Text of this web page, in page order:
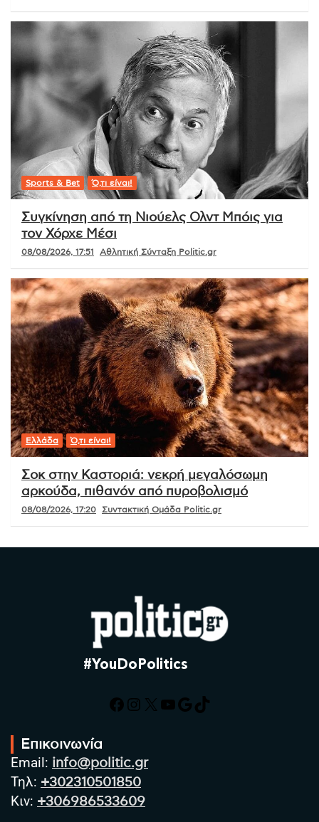
Sports & Bet Ό,τι είναι!
Συγκίνηση από τη Νιούελς Ολντ Μπόις για
τον Χόρχε Μέσι
08/08/2026, 17:51 Αθλητική Σύνταξη Politic.gr
Ελλάδα Ό,τι είναι!
Σοκ στην Καστοριά: νεκρή μεγαλόσωμη
αρκούδα, πιθανόν από πυροβολισμό
08/08/2026, 17:20 Συντακτική Ομάδα Politic.gr
#YouDoPolitics
Facebook
Instagram
X YouTube
Google
TikTok
Επικοινωνία
Email: info@politic.gr
Τηλ: +302310501850
Κιν: +306986533609